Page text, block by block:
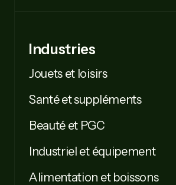
Industries
Jouets et loisirs
Santé et suppléments
Beauté et PGC
Industriel et équipement
Alimentation et boissons